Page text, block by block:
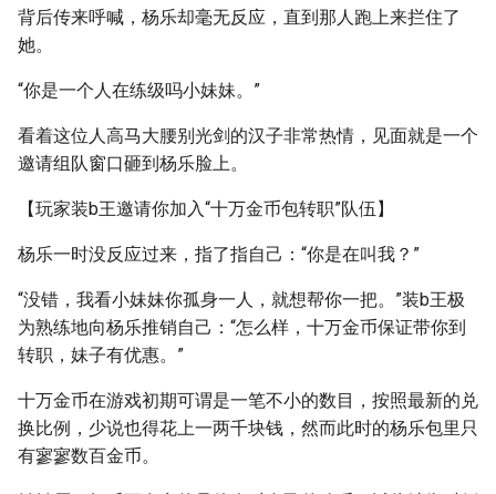
背后传来呼喊，杨乐却毫无反应，直到那人跑上来拦住了
她。
“你是一个人在练级吗小妹妹。”
看着这位人高马大腰别光剑的汉子非常热情，见面就是一个
邀请组队窗口砸到杨乐脸上。
【玩家装b王邀请你加入“十万金币包转职”队伍】
杨乐一时没反应过来，指了指自己：“你是在叫我？”
“没错，我看小妹妹你孤身一人，就想帮你一把。”装b王极
为熟练地向杨乐推销自己：“怎么样，十万金币保证带你到
转职，妹子有优惠。”
十万金币在游戏初期可谓是一笔不小的数目，按照最新的兑
换比例，少说也得花上一两千块钱，然而此时的杨乐包里只
有寥寥数百金币。